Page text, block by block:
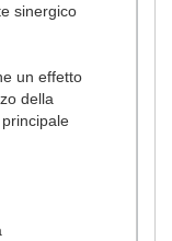
sinergico
un effetto
della